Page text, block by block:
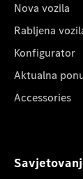
Nova vozila
Rabljena
Konfigurator
Aktualna
Accessories